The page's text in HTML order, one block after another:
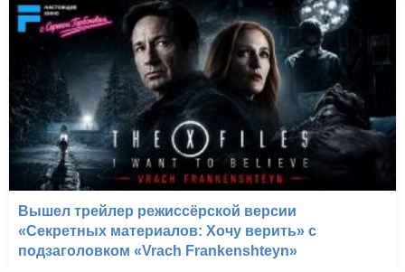
Вышел трейлер режиссёрской версии
«Секретных материалов: Хочу верить» с
подзаголовком «Vrach Frankenshteyn»